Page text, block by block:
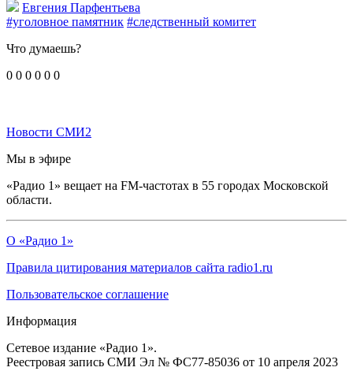
Евгения Парфентьева
#уголовное памятник #следственный комитет
Что думаешь?
0 0 0 0 0 0
Новости СМИ2
Мы в эфире
«Радио 1» вещает на FM-частотах в 55 городах Московской
области.
О «Радио 1»
Правила цитирования материалов сайта radio1.ru
Пользовательское соглашение
Информация
Сетевое издание «Радио 1».
Реестровая запись СМИ Эл № ФС77-85036 от 10 апреля 2023